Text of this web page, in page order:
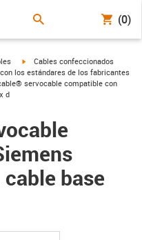
(0)
igus-icon-arrow-right
Cables confeccionados
los estándares de los fabricantes
arrow-rightservocable compatible con
d
base